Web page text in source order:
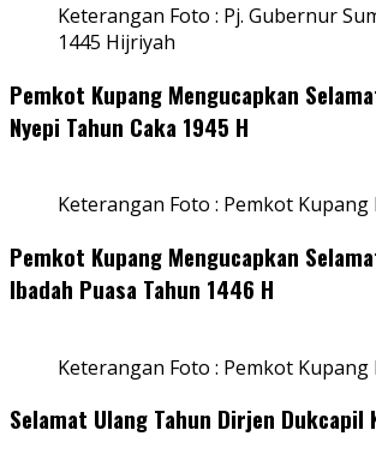
Keterangan Foto : Pj. Gubernur
1445 Hijriyah
Pemkot Kupang Mengucapkan
Nyepi Tahun Caka 1945 H
Keterangan Foto : Pemkot
Pemkot Kupang Mengucapkan
Ibadah Puasa Tahun 1446 H
Keterangan Foto : Pemkot
Selamat Ulang Tahun Dirjen Dukcapil